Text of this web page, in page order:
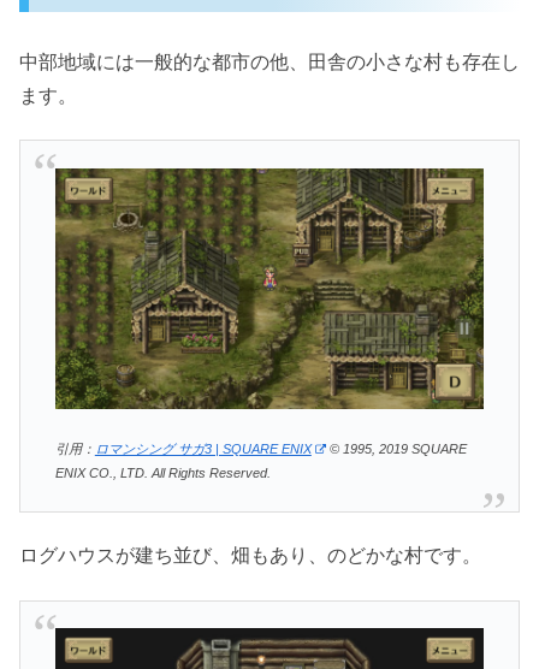
中部地域には一般的な都市の他、田舎の小さな村も存在し
ます。
引用： ロマンシング サガ3 | SQUARE ENIX
© 1995, 2019 SQUARE
ENIX CO., LTD. All Rights Reserved.
ログハウスが建ち並び、畑もあり、のどかな村です。